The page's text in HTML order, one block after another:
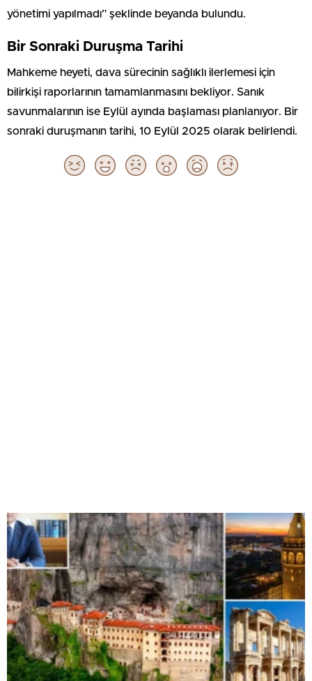
yönetimi yapılmadı” şeklinde beyanda bulundu.
Bir Sonraki Duruşma Tarihi
Mahkeme heyeti, dava sürecinin sağlıklı ilerlemesi için
bilirkişi raporlarının tamamlanmasını bekliyor. Sanık
savunmalarının ise Eylül ayında başlaması planlanıyor. Bir
sonraki duruşmanın tarihi, 10 Eylül 2025 olarak belirlendi.